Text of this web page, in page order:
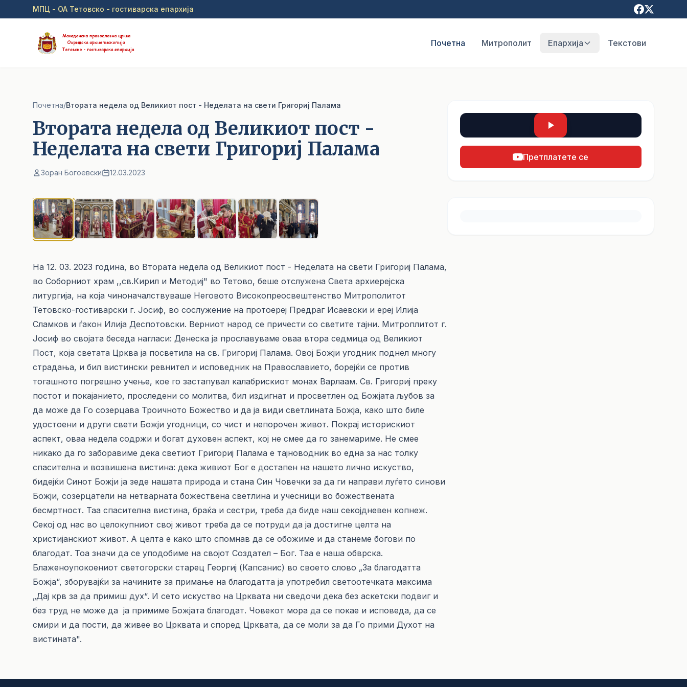
Прејди на главна содржина
МПЦ - ОА Тетовско - гостиварска епархија
Почетна Митрополит Епархија Текстови
Почетна/Втората недела од Великиот пост - Неделата на свети Григориј Палама
Втората недела од Великиот пост -
Неделата на свети Григориј Палама
Зоран Богоевски 12.03.2023
На 12. 03. 2023 година, во Втората недела од Великиот пост - Неделата на свети Григориј Палама,
во Соборниот храм ,,св.Кирил и Методиј" во Тетово, беше отслужена Света архиерејска
литургија, на која чиноначалствуваше Неговото Високопреосвештенство Митрополитот
Тетовско-гостиварски г. Јосиф, во сослужение на протоереј Предраг Исаевски и ереј Илија
Сламков и ѓакон Илија Деспотовски. Верниот народ се причести со светите тајни. Митроплитот г.
Јосиф во својата беседа нагласи: Денеска ја прославуваме оваа втора седмица од Великиот
Пост, која светата Црква ја посветила на св. Григориј Палама. Овој Божји угодник поднел многу
страдања, и бил вистински ревнител и исповедник на Православието, борејќи се против
тогашното погрешно учење, кое го застапувал калабрискиот монах Варлаам. Св. Григориј преку
постот и покајанието, проследени со молитва, бил издигнат и просветлен од Божјата љубов за
да може да Го созерцава Троичното Божество и да ја види светлината Божја, како што биле
удостоени и други свети Божји угодници, со чист и непорочен живот. Покрај историскиот
аспект, оваа недела содржи и богат духовен аспект, кој не смее да го занемариме. Не смее
никако да го заборавиме дека светиот Григориј Палама е тајноводник во една за нас толку
спасителна и возвишена вистина: дека живиот Бог е достапен на нашето лично искуство,
бидејќи Синот Божји ја зеде нашата природа и стана Син Човечки за да ги направи луѓето синови
Божји, созерцатели на нетварната божествена светлина и учесници во божествената
бесмртност. Таа спасителна вистина, браќа и сестри, треба да биде наш секојдневен копнеж.
Секој од нас во целокупниот свој живот треба да се потруди да ја достигне целта на
христијанскиот живот. А целта е како што спомнав да се обожиме и да станеме богови по
благодат. Тоа значи да се уподобиме на својот Создател – Бог. Таа е наша обврска.
Блаженоупокоениот светогорски старец Георгиј (Капсанис) во своето слово „За благодатта
Божја“, зборувајќи за начините за примање на благодатта ја употребил светоотечката максима
„Дај крв за да примиш дух“. И сето искуство на Црквата ни сведочи дека без аскетски подвиг и
без труд не може да ја примиме Божјата благодат. Човекот мора да се покае и исповеда, да се
смири и да пости, да живее во Црквата и според Црквата, да се моли за да Го прими Духот на
вистината".
Претплатете се